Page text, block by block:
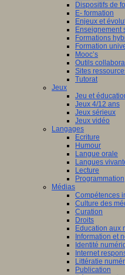
Dispositifs de
E- formation
Enjeux et
Enseignement
Formations
Formation
Mooc’s
Outils
Sites
Tutorat
Jeux
Jeu et
Jeux 4/12 ans
Jeux sérieux
Jeux vidéo
Langages
Ecriture
Humour
Langue orale
Langues
Lecture
Programmation
Médias
Compétences
Culture des
Curation
Droits
Education aux
Information et
Identité
Internet
Littératie
Publication